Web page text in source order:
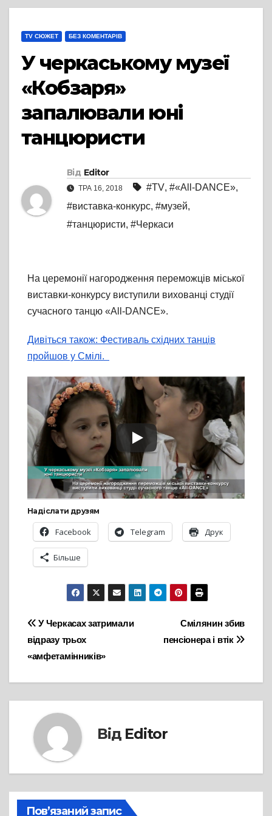
TV СЮЖЕТ БЕЗ КОМЕНТАРІВ
У черкаському музеї
«Кобзаря»
запалювали юні
танцюристи
Від Editor
ТРА 16, 2018 #TV, #«All-DANCE»,
#виставка-конкурс, #музей,
#танцюристи, #Черкаси
На церемонії нагородження переможців міської
виставки-конкурсу виступили вихованці студії
сучасного танцю «All-DANCE».
Дивіться також: Фестиваль східних танців
пройшов у Смілі.
Надіслати друзям
Facebook Telegram Друк
Більше
Навігація
записів
Смілянин збив
пенсіонера і втік
У Черкасах затримали
відразу трьох
«амфетамінників»
Від Editor
Пов’язаний запис